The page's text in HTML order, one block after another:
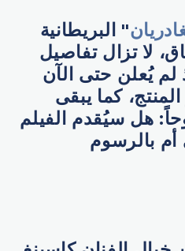
" البريطانية
لا تزال تفاصيل
لم يُعلن حتى الآن
كما يبقى
هل سيُقدم الفيلم
أم بالرسوم